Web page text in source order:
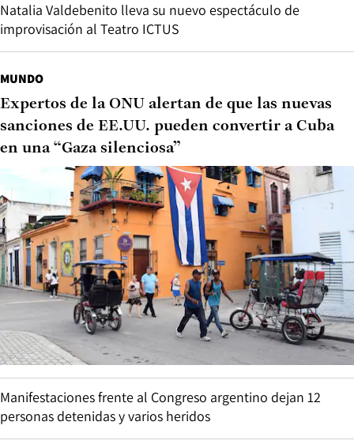
Natalia Valdebenito lleva su nuevo espectáculo de
improvisación al Teatro ICTUS
MUNDO
Expertos de la ONU alertan de que las nuevas
sanciones de EE.UU. pueden convertir a Cuba
en una “Gaza silenciosa”
Manifestaciones frente al Congreso argentino dejan 12
personas detenidas y varios heridos